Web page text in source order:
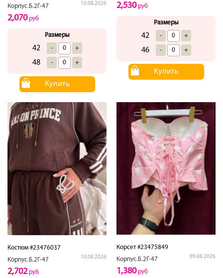
Корпус.Б.2Г-47
10.08.2026
2,070руб
Размеры
42 - +
48 - +
Купить
2,530руб
Размеры
42 - +
46 - +
Купить
Костюм #23476037
Корпус.Б.2Г-47
10.08.2026
2,702руб
Корсет #23475849
Корпус.Б.2Г-47
09.08.2026
1,380руб